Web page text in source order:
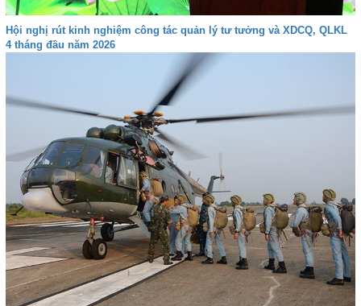
Hội nghị rút kinh nghiệm công tác quản lý tư tưởng và XDCQ, QLKL
4 tháng đầu năm 2026